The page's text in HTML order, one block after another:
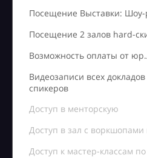
Посещение Выставки: Шоу-
Посещение 2 залов hard-
Возможность оплаты от
Видеозаписи всех
спикеров
Доступ в менторскую
Доступ в зал с воркшопами
Доступ к мастер-классам по